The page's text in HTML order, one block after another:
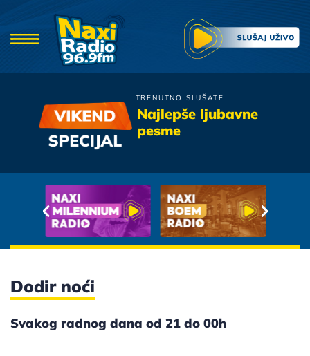
TRENUTNO SLUŠATE
Najlepše ljubavne
pesme
Valentino
Dodir noći
Svakog radnog dana od 21 do 00h